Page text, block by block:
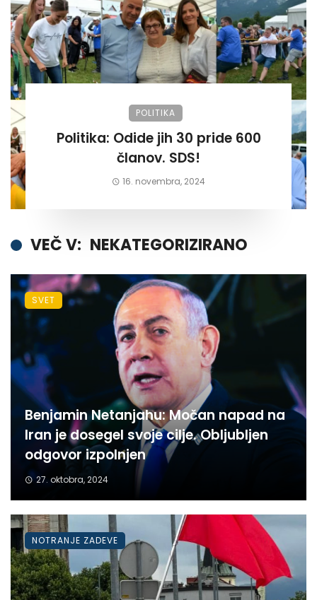
POLITIKA
Politika: Odide jih 30 pride 600
članov. SDS!
16. novembra, 2024
VEČ V: NEKATEGORIZIRANO
Benjamin Netanjahu: Močan napad na
Iran je dosegel svoje cilje. Obljubljen
odgovor izpolnjen
27. oktobra, 2024
SVET
NOTRANJE ZADEVE